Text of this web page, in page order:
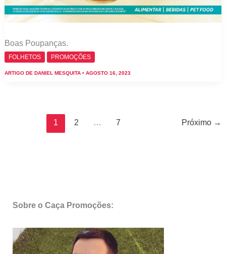
Boas Poupanças.
FOLHETOS PROMOÇÕES
ARTIGO DE DANIEL MESQUITA • AGOSTO 16, 2023
1 2 … 7 Próximo →
Sobre o Caça Promoções: